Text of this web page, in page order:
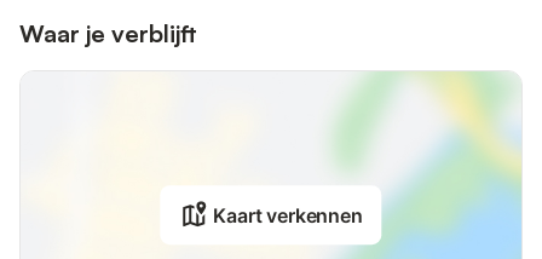
Waar je verblijft
Kaart verkennen